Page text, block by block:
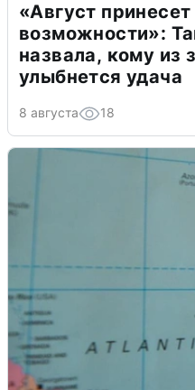
«Август
возможности»:
назвала, кому из
улыбнется удача
8 августа 18